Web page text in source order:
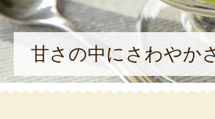
甘さの中にさわやか